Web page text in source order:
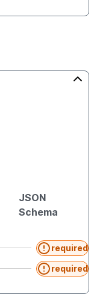
JSON
Schema
required
required